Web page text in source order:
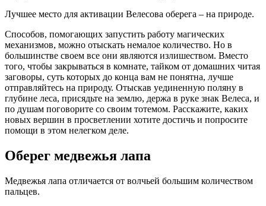
Лучшее место для активации Велесова оберега – на природе.
Способов, помогающих запустить работу магических
механизмов, можно отыскать немалое количество. Но в
большинстве своем все они являются излишеством. Вместо
того, чтобы закрываться в комнате, тайком от домашних читая
заговоры, суть которых до конца вам не понятна, лучше
отправляйтесь на природу. Отыскав уединенную поляну в
глубине леса, присядьте на землю, держа в руке знак Велеса, и
по душам поговорите со своим тотемом. Расскажите, каких
новых вершин в просветлении хотите достичь и попросите
помощи в этом нелегком деле.
Оберег медвежья лапа
Медвежья лапа отличается от волчьей большим количеством
пальцев.